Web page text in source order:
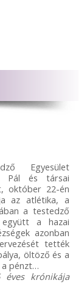
Egyesület
Pál és társai
október 22-én
az atlétika, a
a testedző
a hazai
azonban
tették
öltöző és a
a pénzt…
éves krónikája